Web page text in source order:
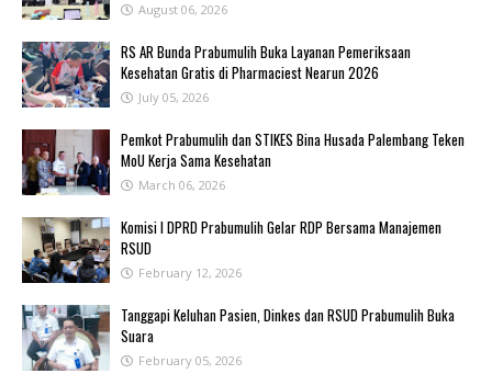
August 06, 2026
RS AR Bunda Prabumulih Buka Layanan Pemeriksaan
Kesehatan Gratis di Pharmaciest Nearun 2026
July 05, 2026
Pemkot Prabumulih dan STIKES Bina Husada Palembang Teken
MoU Kerja Sama Kesehatan
March 06, 2026
Komisi I DPRD Prabumulih Gelar RDP Bersama Manajemen
RSUD
February 12, 2026
Tanggapi Keluhan Pasien, Dinkes dan RSUD Prabumulih Buka
Suara
February 05, 2026